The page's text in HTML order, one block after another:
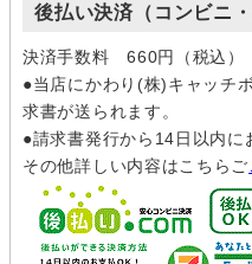
後払い決済（コンビニ
決済手数料 660円（税込）
●当店にかわり(株)キャッチ
求書が送られます。
●請求書発行から14日以内に
その他詳しい内容はこちらご